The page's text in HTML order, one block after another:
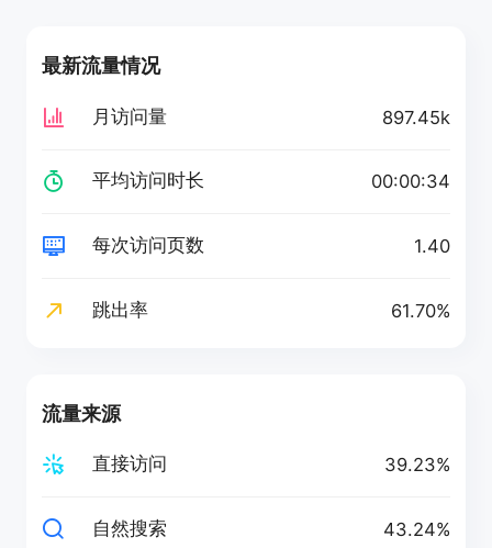
最新流量情况
月访问量 897.45k
平均访问时长 00:00:34
每次访问页数 1.40
跳出率 61.70%
流量来源
直接访问 39.23%
自然搜索 43.24%